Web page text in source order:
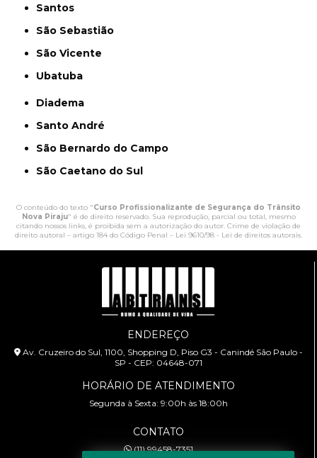
Santos
São Sebastião
São Vicente
Ubatuba
Diadema
Santo André
São Bernardo do Campo
São Caetano do Sul
O conteúdo do texto "Curso Profissionalizante de Segurança do Trânsito
Nova Piraju" é de direito reservado. Sua reprodução, parcial ou total, mesmo
citando nossos links, é proibida sem a autorização do autor. Crime de violação de
direito autoral – artigo 184 do Código Penal – Lei 9610/98 - Lei de direitos autorais.
ENDEREÇO
Av. Cruzeiro do Sul, 1100, Shopping D, Piso G3 - Canindé São Paulo -
SP - CEP: 04648-071
HORÁRIO DE ATENDIMENTO
Segunda à Sexta: 9:00h às 18:00h
CONTATO
(11) 99458-7351